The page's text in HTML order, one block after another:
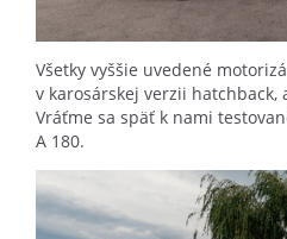
Všetky vyššie uvedené
v karosárskej verzii hatchback,
Vráťme sa späť k nami
A 180.